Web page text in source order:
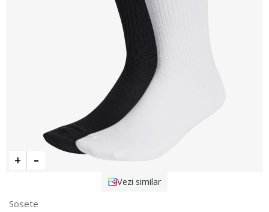
Vezi similar
Sosete